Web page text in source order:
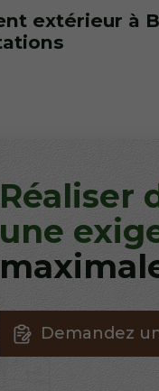
extérieur à
Réaliser
une
Demandez